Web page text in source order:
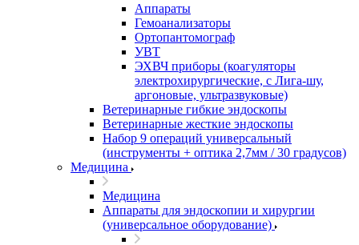
Аппараты
Гемоанализаторы
Ортопантомограф
УВТ
ЭХВЧ приборы (коагуляторы
электрохирургические, с Лига-шу,
аргоновые, ультразвуковые)
Ветеринарные гибкие эндоскопы
Ветеринарные жесткие эндоскопы
Набор 9 операций универсальный
(инструменты + оптика 2,7мм / 30 градусов)
Медицина
Медицина
Аппараты для эндоскопии и хирургии
(универсальное оборудование)